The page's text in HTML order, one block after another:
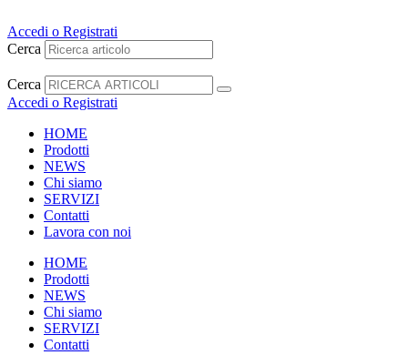
al
contenuto
Accedi o Registrati
Cerca
Cerca
Accedi o Registrati
HOME
Prodotti
NEWS
Chi siamo
SERVIZI
Contatti
Lavora con noi
HOME
Prodotti
NEWS
Chi siamo
SERVIZI
Contatti